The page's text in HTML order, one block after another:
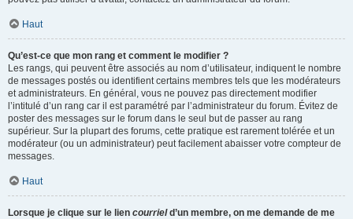
Haut
Qu’est-ce que mon rang et comment le modifier ?
Les rangs, qui peuvent être associés au nom d’utilisateur, indiquent le nombre
de messages postés ou identifient certains membres tels que les modérateurs
et administrateurs. En général, vous ne pouvez pas directement modifier
l’intitulé d’un rang car il est paramétré par l’administrateur du forum. Évitez de
poster des messages sur le forum dans le seul but de passer au rang
supérieur. Sur la plupart des forums, cette pratique est rarement tolérée et un
modérateur (ou un administrateur) peut facilement abaisser votre compteur de
messages.
Haut
Lorsque je clique sur le lien courrield’un membre, on me demande de me